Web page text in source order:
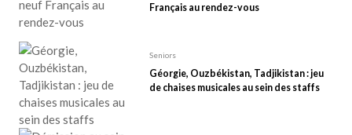
Français au rendez-vous
Seniors
Géorgie, Ouzbékistan, Tadjikistan : jeu
de chaises musicales au sein des staffs